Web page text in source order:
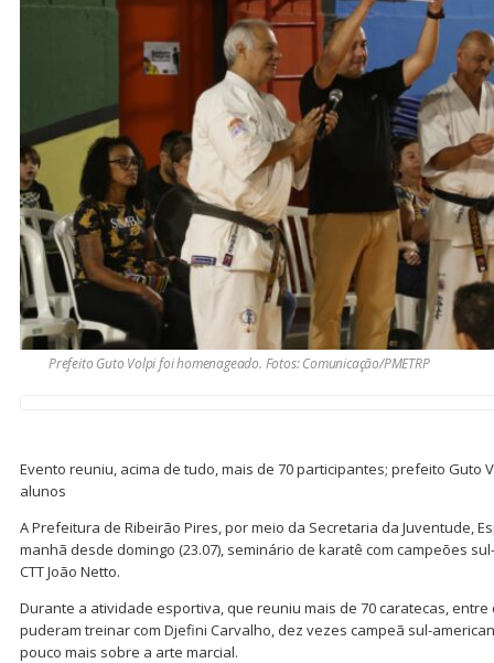
Prefeito Guto Volpi foi homenageado. Fotos: Comunicação/PMETRP
Evento reuniu, acima de tudo, mais de 70 participantes; prefeito Guto
alunos
A Prefeitura de Ribeirão Pires, por meio da Secretaria da Juventude,
manhã desde domingo (23.07), seminário de karatê com campeões
CTT João Netto.
Durante a atividade esportiva, que reuniu mais de 70 caratecas,
puderam treinar com Djefini Carvalho, dez vezes campeã sul-
pouco mais sobre a arte marcial.